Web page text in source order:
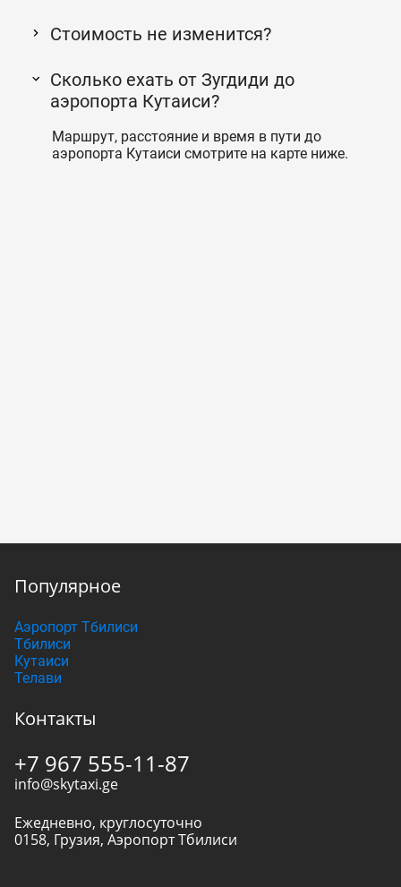
Стоимость не изменится?
Сколько ехать от Зугдиди до
аэропорта Кутаиси?
Маршрут, расстояние и время в пути до
аэропорта Кутаиси смотрите на карте ниже.
Популярное
Аэропорт Тбилиси
Тбилиси
Кутаиси
Телави
Контакты
+7 967 555-11-87
info@skytaxi.ge
Ежедневно, круглосуточно
0158, Грузия, Аэропорт Тбилиси